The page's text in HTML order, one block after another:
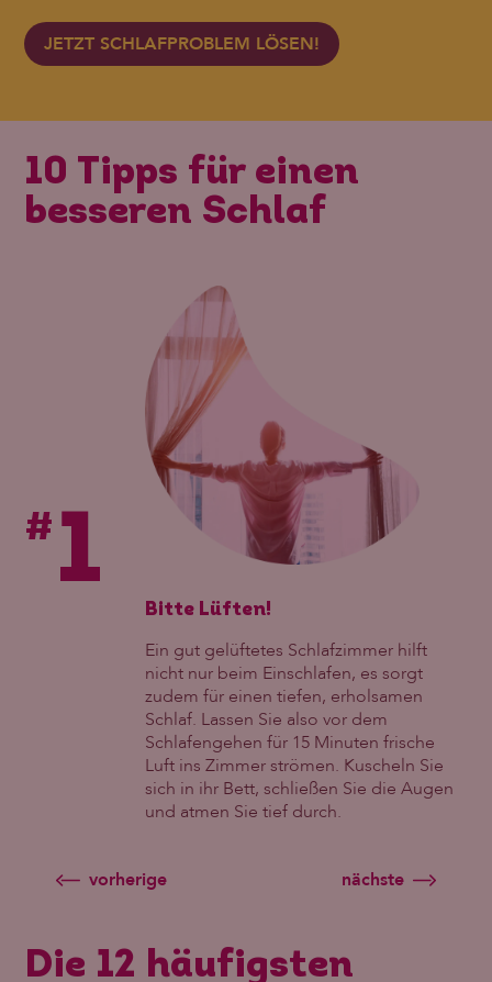
JETZT SCHLAFPROBLEM LÖSEN!
10 Tipps für einen
besseren Schlaf
# 1
Bitte Lüften!
Ein gut gelüftetes Schlafzimmer hilft
nicht nur beim Einschlafen, es sorgt
zudem für einen tiefen, erholsamen
Schlaf. Lassen Sie also vor dem
Schlafengehen für 15 Minuten frische
Luft ins Zimmer strömen. Kuscheln Sie
sich in ihr Bett, schließen Sie die Augen
und atmen Sie tief durch.
vorherige nächste
Die 12 häufigsten